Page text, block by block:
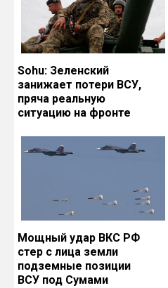
Sohu: Зеленский
занижает потери ВСУ,
пряча реальную
ситуацию на фронте
Мощный удар ВКС РФ
стер с лица земли
подземные позиции
ВСУ под Сумами